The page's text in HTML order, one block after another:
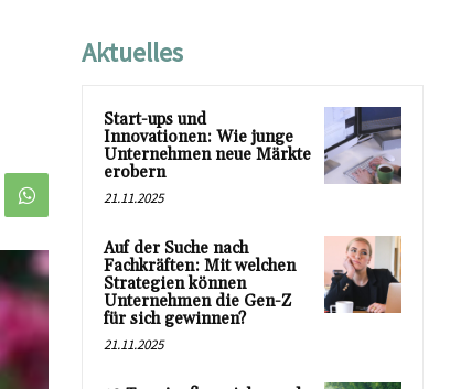
Aktuelles
Start-ups und
Innovationen: Wie junge
Unternehmen neue Märkte
erobern
21.11.2025
Auf der Suche nach
Fachkräften: Mit welchen
Strategien können
Unternehmen die Gen-Z
für sich gewinnen?
21.11.2025